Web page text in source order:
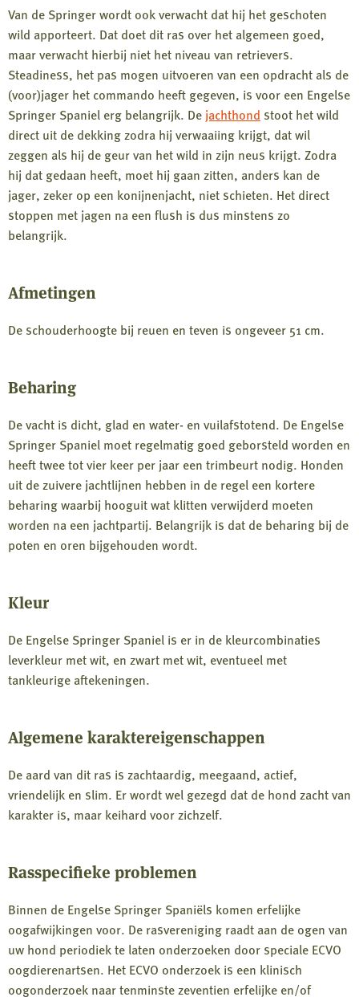
Van de Springer wordt ook verwacht dat hij het geschoten
wild apporteert. Dat doet dit ras over het algemeen goed,
maar verwacht hierbij niet het niveau van retrievers.
Steadiness, het pas mogen uitvoeren van een opdracht als de
(voor)jager het commando heeft gegeven, is voor een Engelse
Springer Spaniel erg belangrijk. De jachthond stoot het wild
direct uit de dekking zodra hij verwaaiing krijgt, dat wil
zeggen als hij de geur van het wild in zijn neus krijgt. Zodra
hij dat gedaan heeft, moet hij gaan zitten, anders kan de
jager, zeker op een konijnenjacht, niet schieten. Het direct
stoppen met jagen na een flush is dus minstens zo
belangrijk.
Afmetingen
De schouderhoogte bij reuen en teven is ongeveer 51 cm.
Beharing
De vacht is dicht, glad en water- en vuilafstotend. De Engelse
Springer Spaniel moet regelmatig goed geborsteld worden en
heeft twee tot vier keer per jaar een trimbeurt nodig. Honden
uit de zuivere jachtlijnen hebben in de regel een kortere
beharing waarbij hooguit wat klitten verwijderd moeten
worden na een jachtpartij. Belangrijk is dat de beharing bij de
poten en oren bijgehouden wordt.
Kleur
De Engelse Springer Spaniel is er in de kleurcombinaties
leverkleur met wit, en zwart met wit, eventueel met
tankleurige aftekeningen.
Algemene karaktereigenschappen
De aard van dit ras is zachtaardig, meegaand, actief,
vriendelijk en slim. Er wordt wel gezegd dat de hond zacht van
karakter is, maar keihard voor zichzelf.
Rasspecifieke problemen
Binnen de Engelse Springer Spaniëls komen erfelijke
oogafwijkingen voor. De rasvereniging raadt aan de ogen van
uw hond periodiek te laten onderzoeken door speciale ECVO
oogdierenartsen. Het ECVO onderzoek is een klinisch
oogonderzoek naar tenminste zeventien erfelijke en/of